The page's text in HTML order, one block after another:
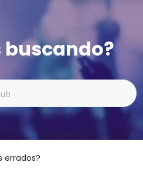
buscando?
errados?